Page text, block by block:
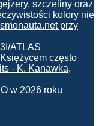
ATLAS
w 2026 roku